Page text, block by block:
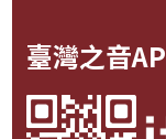
臺灣之音